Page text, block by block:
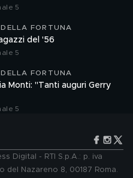
5
FORTUNA
del '56
5
FORTUNA
Monti: "Tanti auguri Gerry
5
Digital - RTI S.p.A.: p. iva
del Nazareno 8, 00187 Roma.